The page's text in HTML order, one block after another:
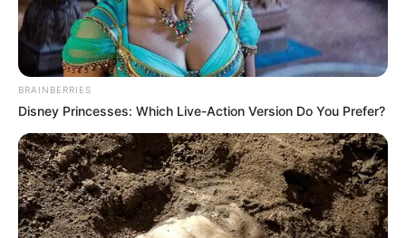
BRAINBERRIES
Disney Princesses: Which Live-Action Version Do You Prefer?